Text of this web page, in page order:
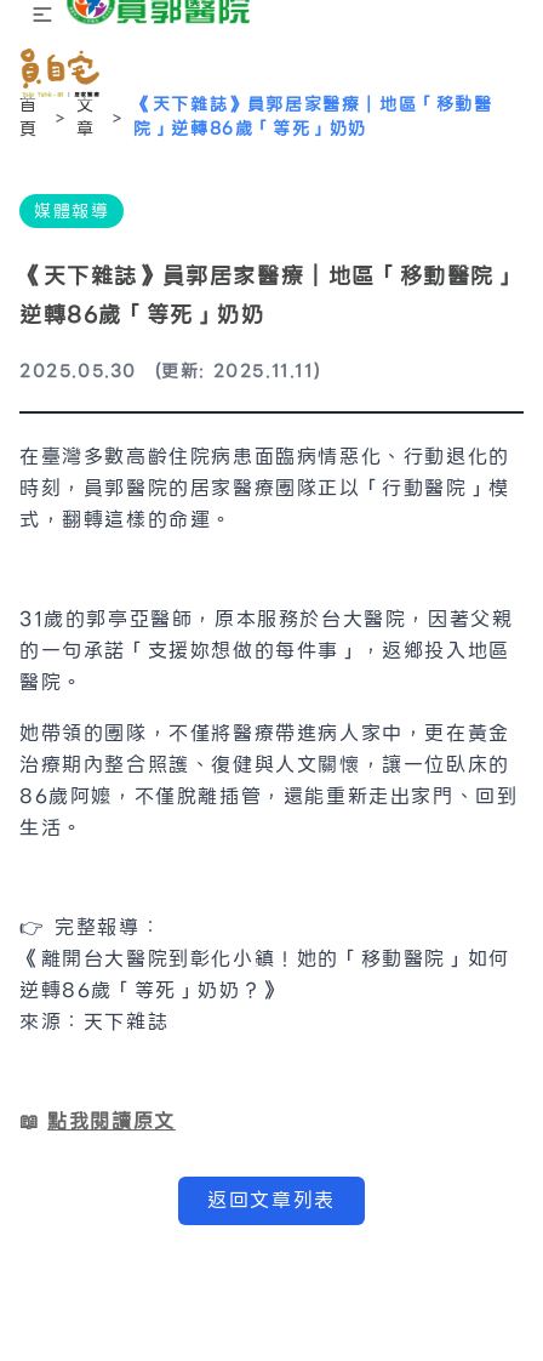
首
頁
> 文
章
>
《天下雜誌》員郭居家醫療｜地區「移動醫
院」逆轉86歲「等死」奶奶
媒體報導
《天下雜誌》員郭居家醫療｜地區「移動醫院」
逆轉86歲「等死」奶奶
2025.05.30 (更新: 2025.11.11)
在臺灣多數高齡住院病患面臨病情惡化、行動退化的
時刻，員郭醫院的居家醫療團隊正以「行動醫院」模
式，翻轉這樣的命運。
31歲的郭亭亞醫師，原本服務於台大醫院，因著父親
的一句承諾「支援妳想做的每件事」，返鄉投入地區
醫院。
她帶領的團隊，不僅將醫療帶進病人家中，更在黃金
治療期內整合照護、復健與人文關懷，讓一位臥床的
86歲阿嬤，不僅脫離插管，還能重新走出家門、回到
生活。
👉 完整報導：
《離開台大醫院到彰化小鎮！她的「移動醫院」如何
逆轉86歲「等死」奶奶？》
來源：天下雜誌
📖 點我閱讀原文
返回文章列表